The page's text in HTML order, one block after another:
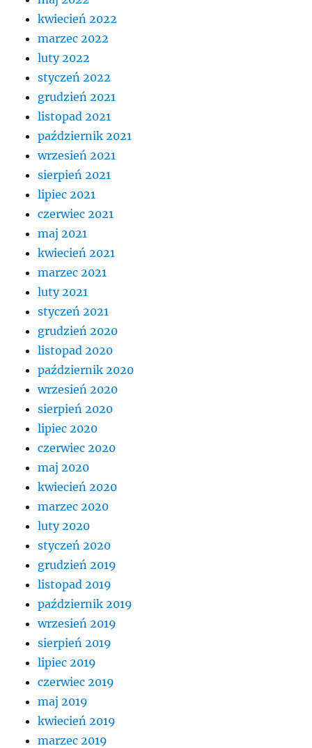
kwiecień 2022
marzec 2022
luty 2022
styczeń 2022
grudzień 2021
listopad 2021
październik 2021
wrzesień 2021
sierpień 2021
lipiec 2021
czerwiec 2021
maj 2021
kwiecień 2021
marzec 2021
luty 2021
styczeń 2021
grudzień 2020
listopad 2020
październik 2020
wrzesień 2020
sierpień 2020
lipiec 2020
czerwiec 2020
maj 2020
kwiecień 2020
marzec 2020
luty 2020
styczeń 2020
grudzień 2019
listopad 2019
październik 2019
wrzesień 2019
sierpień 2019
lipiec 2019
czerwiec 2019
maj 2019
kwiecień 2019
marzec 2019